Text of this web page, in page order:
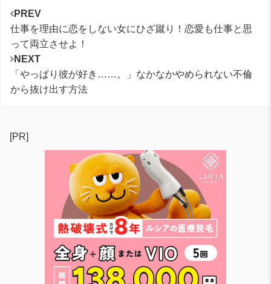
PREV
仕事を理由に恋をしない女にひざ蹴り！恋愛も仕事と思
って両立させよ！
NEXT
「やっぱり彼が好き……。」なかなかやめられない不倫
から抜け出す方法
[PR]